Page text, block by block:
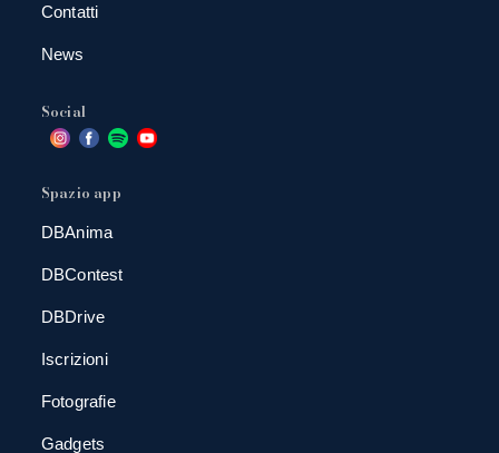
Contatti
News
Social
Spazio app
DBAnima
DBContest
DBDrive
Iscrizioni
Fotografie
Gadgets